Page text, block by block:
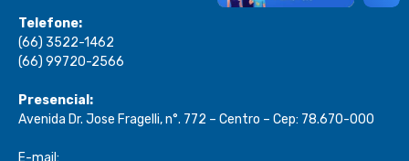
Telefone:
(66) 3522-1462
(66) 99720-2566
Presencial:
Avenida Dr. Jose Fragelli, n°. 772 – Centro – Cep: 78.670-000
E-mail: